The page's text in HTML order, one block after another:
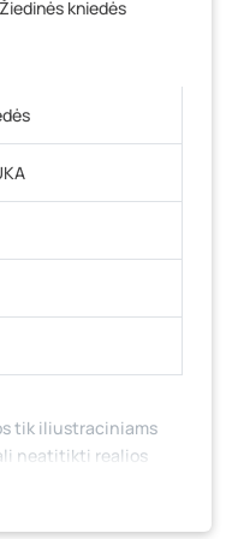
vienetųkniedės
tik iliustraciniams
neatitikti realios
spalvos ar